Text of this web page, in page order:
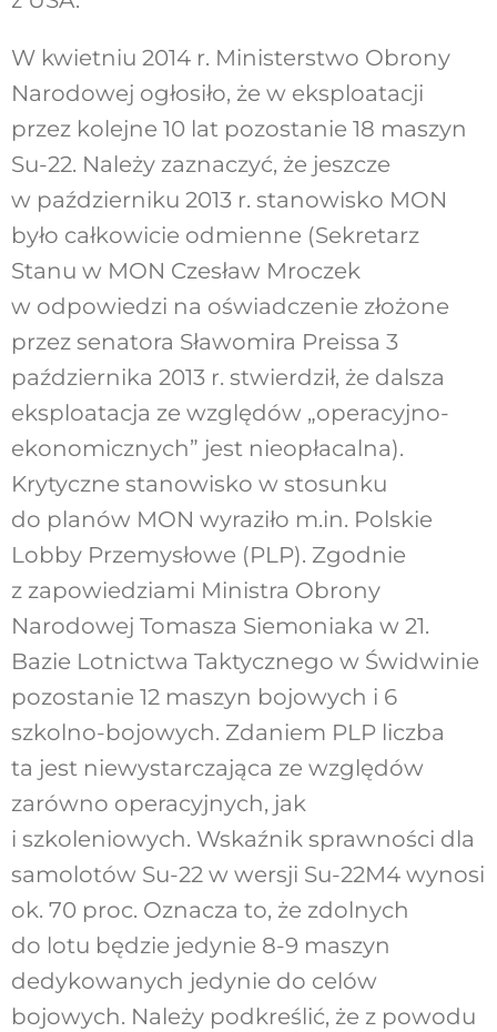
W kwietniu 2014 r. Ministerstwo Obrony
Narodowej ogłosiło, że w eksploatacji
przez kolejne 10 lat pozostanie 18 maszyn
Su-22. Należy zaznaczyć, że jeszcze
w październiku 2013 r. stanowisko MON
było całkowicie odmienne (Sekretarz
Stanu w MON Czesław Mroczek
w odpowiedzi na oświadczenie złożone
przez senatora Sławomira Preissa 3
października 2013 r. stwierdził, że dalsza
eksploatacja ze względów „operacyjno-
ekonomicznych” jest nieopłacalna).
Krytyczne stanowisko w stosunku
do planów MON wyraziło m.in. Polskie
Lobby Przemysłowe (PLP). Zgodnie
z zapowiedziami Ministra Obrony
Narodowej Tomasza Siemoniaka w 21.
Bazie Lotnictwa Taktycznego w Świdwinie
pozostanie 12 maszyn bojowych i 6
szkolno-bojowych. Zdaniem PLP liczba
ta jest niewystarczająca ze względów
zarówno operacyjnych, jak
i szkoleniowych. Wskaźnik sprawności dla
samolotów Su-22 w wersji Su-22M4 wynosi
ok. 70 proc. Oznacza to, że zdolnych
do lotu będzie jedynie 8-9 maszyn
dedykowanych jedynie do celów
bojowych. Należy podkreślić, że z powodu